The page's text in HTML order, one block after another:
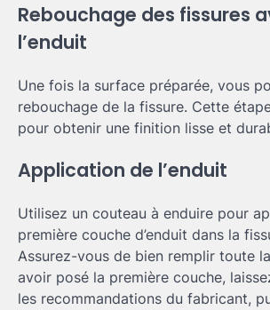
Rebouchage des fissures
l’enduit
Une fois la surface préparée, vous
rebouchage de la fissure. Cette
pour obtenir une finition lisse et
Application de l’enduit
Utilisez un couteau à enduire pour
première couche d’enduit dans la
Assurez-vous de bien remplir toute
avoir posé la première couche,
les recommandations du fabricant,